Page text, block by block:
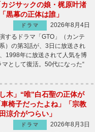
ジサックの娘・梶原叶渚
黒幕の正体は誰」
ドラマ
2026年8月4日
するドラマ「GTO」（カンテ
）の第3話が、3日に放送され
1998年に放送されて人気を博
として復活。50代になった“
木」“唯”白石聖の正体が
椅子だったよね」「宗教
涼介がつらい」
ドラマ
2026年8月3日